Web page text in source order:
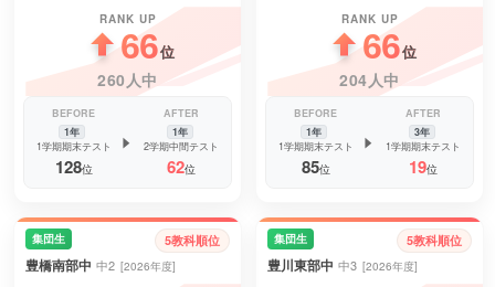
RANK UP
66位
260人中
BEFORE
1年
1学期期末テスト
128位
AFTER
1年
2学期中間テスト
62位
RANK UP
66位
204人中
BEFORE
1年
1学期期末テスト
85位
AFTER
3年
1学期期末テスト
19位
集団生 5教科順位
豊橋南部中 中2 [2026年度]
集団生 5教科順位
豊川東部中 中3 [2026年度]